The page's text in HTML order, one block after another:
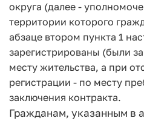
округа (далее -
территории которого
абзаце втором пункта 1
зарегистрированы (были
месту жительства, а при
регистрации - по месту
заключения контракта.
Гражданам, указанным в